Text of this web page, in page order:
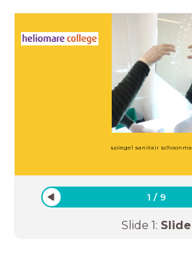
spiegel sanitair
1 / 9
Slide 1: Slide